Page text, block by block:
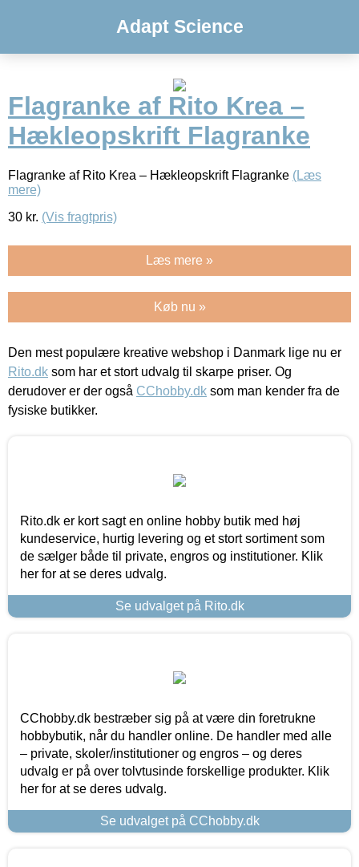
Adapt Science
Flagranke af Rito Krea –
Hækleopskrift Flagranke
Flagranke af Rito Krea – Hækleopskrift Flagranke (Læs
mere)
30 kr. (Vis fragtpris)
Læs mere »
Køb nu »
Den mest populære kreative webshop i Danmark lige nu er
Rito.dk som har et stort udvalg til skarpe priser. Og
derudover er der også CChobby.dk som man kender fra de
fysiske butikker.
Rito.dk er kort sagt en online hobby butik med høj
kundeservice, hurtig levering og et stort sortiment som
de sælger både til private, engros og institutioner. Klik
her for at se deres udvalg.
Se udvalget på Rito.dk
CChobby.dk bestræber sig på at være din foretrukne
hobbybutik, når du handler online. De handler med alle
– private, skoler/institutioner og engros – og deres
udvalg er på over tolvtusinde forskellige produkter. Klik
her for at se deres udvalg.
Se udvalget på CChobby.dk